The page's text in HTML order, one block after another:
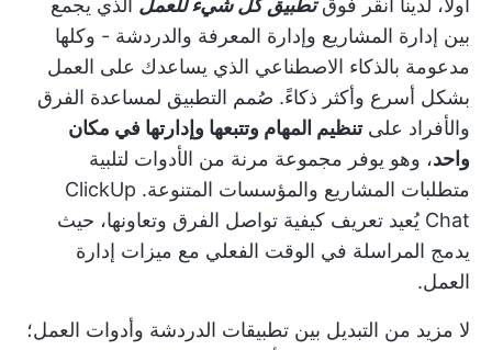
أولاً، لدينا انقر فوق تطبيق كل شيء للعمل الذي يجمع
بين إدارة المشاريع وإدارة المعرفة والدردشة - وكلها
مدعومة بالذكاء الاصطناعي الذي يساعدك على العمل
بشكل أسرع وأكثر ذكاءً. صُمم التطبيق لمساعدة الفرق
والأفراد علىتنظيم المهام وتتبعها وإدارتها في مكان
واحد، وهو يوفر مجموعة مرنة من الأدوات لتلبية
متطلبات المشاريع والمؤسسات المتنوعة. ClickUp
Chat يُعيد تعريف كيفية تواصل الفرق وتعاونها، حيث
يدمج المراسلة في الوقت الفعلي مع ميزات إدارة
العمل.
لا مزيد من التبديل بين تطبيقات الدردشة وأدوات العمل؛